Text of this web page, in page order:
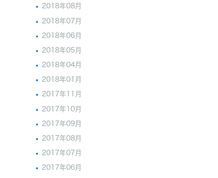
2018年08月
2018年07月
2018年06月
2018年05月
2018年04月
2018年01月
2017年11月
2017年10月
2017年09月
2017年08月
2017年07月
2017年06月